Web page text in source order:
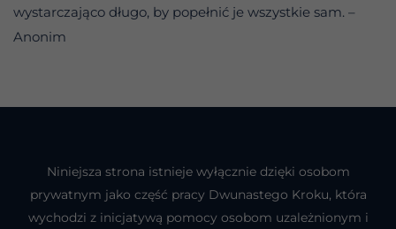
wystarczająco długo, by popełnić je wszystkie sam. –
Anonim
Niniejsza strona istnieje wyłącznie dzięki osobom
prywatnym jako część pracy Dwunastego Kroku, która
wychodzi z inicjatywą pomocy osobom uzależnionym i